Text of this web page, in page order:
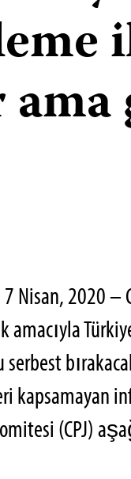
Nisan, 2020 –
amacıyla
kapsamayan
(CPJ)